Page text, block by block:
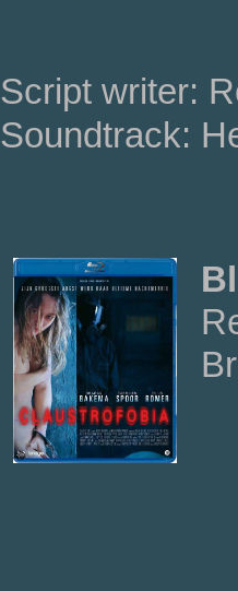
Script writer:
Soundtrack: